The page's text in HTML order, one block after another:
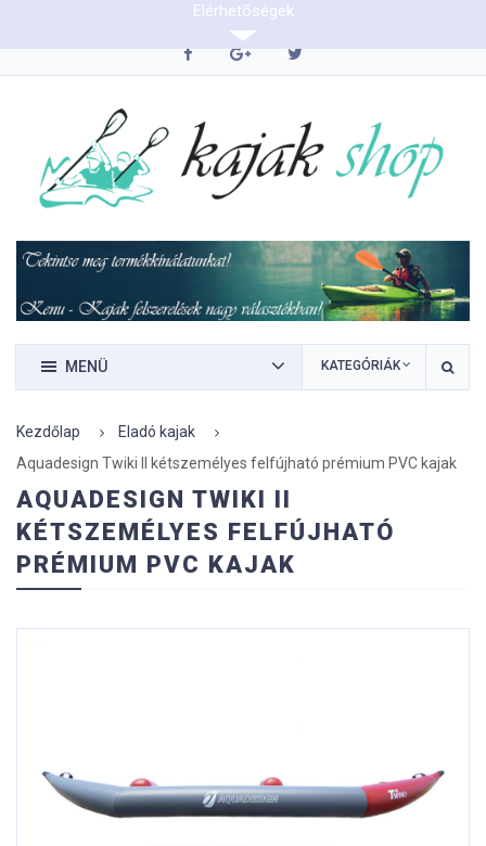
0620/9423290
MENÜ KATEGÓRIÁK
Kezdőlap
Eladó kajak
Aquadesign Twiki II kétszemélyes felfújható prémium PVC kajak
AQUADESIGN TWIKI II
KÉTSZEMÉLYES FELFÚJHATÓ
PRÉMIUM PVC KAJAK
Elérhetõségek